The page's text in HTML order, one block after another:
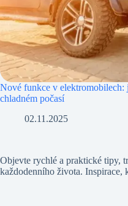
Nové funkce v
chladném počasí
02.11.2025
Objevte rychlé a praktické tipy,
každodenního života. Inspirace,